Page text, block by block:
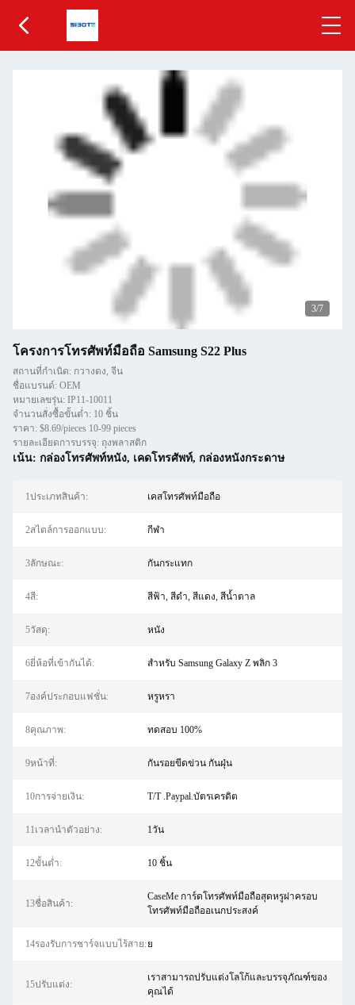
3/7
โครงการโทรศัพท์มือถือ Samsung S22 Plus
สถานที่กำเนิด: กวางดง, จีน
ชื่อแบรนด์: OEM
หมายเลขรุ่น: IP11-10011
จำนวนสั่งซื้อขั้นต่ำ: 10 ชิ้น
ราคา: $8.69/pieces 10-99 pieces
รายละเอียดการบรรจุ: ถุงพลาสติก
เน้น: กล่องโทรศัพท์หนัง, เคดโทรศัพท์, กล่องหนังกระดาษ
1ประเภทสินค้า: เคสโทรศัพท์มือถือ
2สไตล์การออกแบบ: กีฬา
3ลักษณะ: กันกระแทก
4สี: สีฟ้า, สีดำ, สีแดง, สีน้ำตาล
5วัสดุ: หนัง
6ยี่ห้อที่เข้ากันได้: สำหรับ Samsung Galaxy Z พลิก 3
7องค์ประกอบแฟชั่น: หรูหรา
8คุณภาพ: ทดสอบ 100%
9หน้าที่: กันรอยขีดข่วน กันฝุ่น
10การจ่ายเงิน: T/T .Paypal.บัตรเครดิต
11เวลานำตัวอย่าง: 1วัน
12ขั้นต่ำ: 10 ชิ้น
13ชื่อสินค้า:
CaseMe การ์ดโทรศัพท์มือถือสุดหรูฝาครอบ
โทรศัพท์มือถืออเนกประสงค์
14รองรับการชาร์จแบบไร้สาย:ย
15ปรับแต่ง:
เราสามารถปรับแต่งโลโก้และบรรจุภัณฑ์ของ
คุณได้